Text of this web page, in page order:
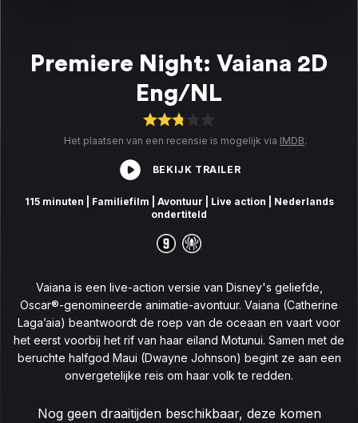
Premiere Night: Vaiana 2D
Eng/NL
Het plaatsen van een recensie is mogelijk via IMDB.
BEKIJK TRAILER
115 minuten | Familiefilm | Avontuur | Live action
| Nederlands
ondertiteld
Vaiana is een live-action versie van Disney's geliefde,
Oscar®-genomineerde animatie-avontuur. Vaiana (Catherine
Laga’aia) beantwoordt de roep van de oceaan en vaart voor
het eerst voorbij het rif van haar eiland Motunui. Samen met de
beruchte halfgod Maui (Dwayne Johnson) begint ze aan een
onvergetelijke reis om haar volk te redden.
Nog geen draaitijden beschikbaar, deze komen